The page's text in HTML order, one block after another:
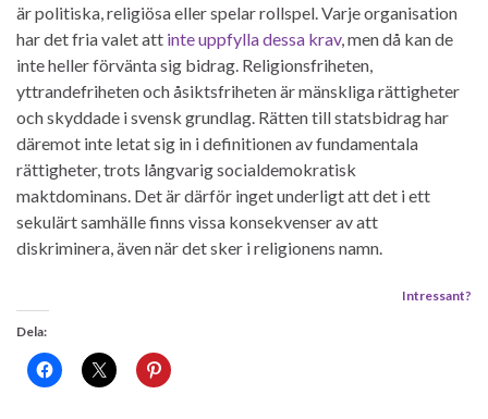
är politiska, religiösa eller spelar rollspel. Varje organisation
har det fria valet att inte uppfylla dessa krav, men då kan de
inte heller förvänta sig bidrag. Religionsfriheten,
yttrandefriheten och åsiktsfriheten är mänskliga rättigheter
och skyddade i svensk grundlag. Rätten till statsbidrag har
däremot inte letat sig in i definitionen av fundamentala
rättigheter, trots långvarig socialdemokratisk
maktdominans. Det är därför inget underligt att det i ett
sekulärt samhälle finns vissa konsekvenser av att
diskriminera, även när det sker i religionens namn.
Intressant?
Dela: